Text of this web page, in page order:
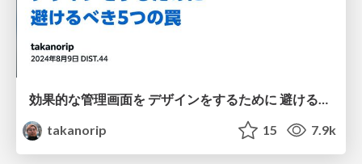
効果的な管理画面を デザインをするために 避けるべき5つの罠
takanorip
15 7.9k